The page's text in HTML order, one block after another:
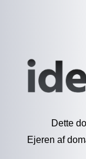
Dette
Ejeren af